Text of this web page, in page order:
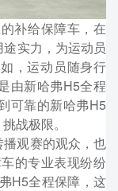
补给保障车，在
实力，为运动员
，运动员随身行
由新哈弗H5全程
可靠的新哈弗H5
战极限。
观赛的观众，也
的专业表现纷纷
H5全程保障，这